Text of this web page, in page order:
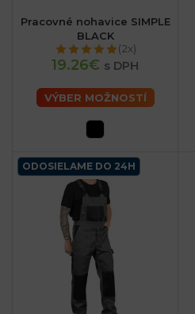
Pracovné nohavice SIMPLE
BLACK
(2x)
19.26€ s DPH
VÝBER MOŽNOSTÍ
ODOSIELAME DO 24H